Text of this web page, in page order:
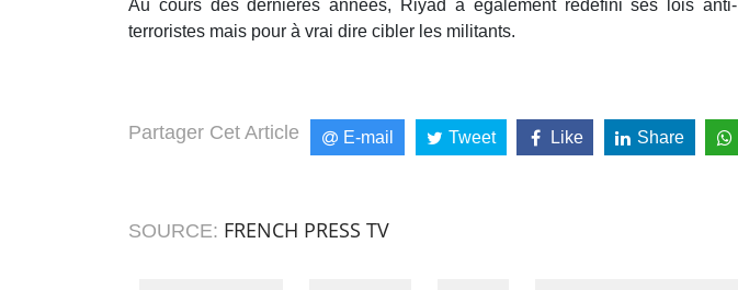
Au cours des dernières années, Riyad a également redéfini ses lois anti-
terroristes mais pour à vrai dire cibler les militants.
Partager Cet Article E-mail Tweet Like Share
SOURCE: FRENCH PRESS TV